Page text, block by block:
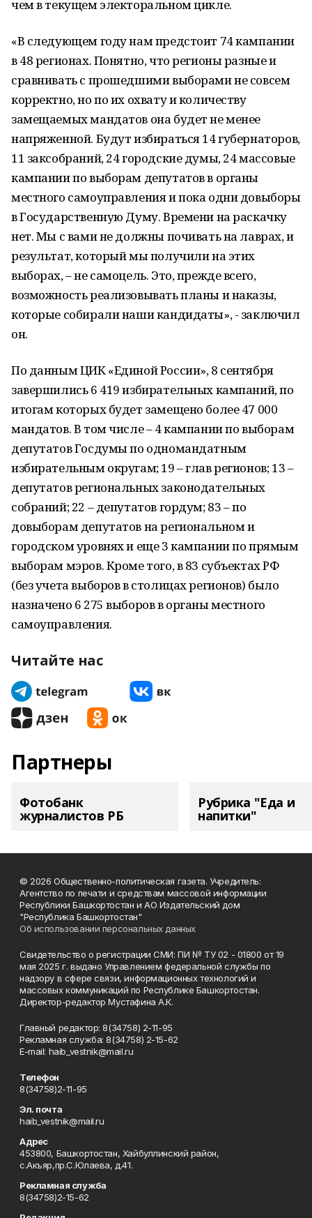
чем в текущем электоральном цикле.
«В следующем году нам предстоит 74 кампании
в 48 регионах. Понятно, что регионы разные и
сравнивать с прошедшими выборами не совсем
корректно, но по их охвату и количеству
замещаемых мандатов она будет не менее
напряженной. Будут избираться 14 губернаторов,
11 заксобраний, 24 городские думы, 24 массовые
кампании по выборам депутатов в органы
местного самоуправления и пока одни довыборы
в Государственную Думу. Времени на раскачку
нет. Мы с вами не должны почивать на лаврах, и
результат, который мы получили на этих
выборах, – не самоцель. Это, прежде всего,
возможность реализовывать планы и наказы,
которые собирали наши кандидаты», - заключил
он.
По данным ЦИК «Единой России», 8 сентября
завершились 6 419 избирательных кампаний, по
итогам которых будет замещено более 47 000
мандатов. В том числе – 4 кампании по выборам
депутатов Госдумы по одномандатным
избирательным округам; 19 – глав регионов; 13 –
депутатов региональных законодательных
собраний; 22 – депутатов гордум; 83 – по
довыборам депутатов на региональном и
городском уровнях и еще 3 кампании по прямым
выборам мэров. Кроме того, в 83 субъектах РФ
(без учета выборов в столицах регионов) было
назначено 6 275 выборов в органы местного
самоуправления.
Читайте нас
Партнеры
Фотобанк
журналистов РБ
Рубрика "Еда и
напитки"
© 2026 Общественно-политическая газета. Учредитель:
Агентство по печати и средствам массовой информации
Республики Башкортостан и АО Издательский дом
"Республика Башкортостан"
Об использовании персональных данных
Свидетельство о регистрации СМИ: ПИ № ТУ 02 - 01800 от 19
мая 2025 г. выдано Управлением федеральной службы по
надзору в сфере связи, информационных технологий и
массовых коммуникаций по Республике Башкортостан.
Директор-редактор Мустафина А.К.
Главный редактор: 8(34758) 2-11-95
Рекламная служба: 8(34758) 2-15-62
Е-mаil: haib_vestnik@mail.ru
Телефон
8(34758)2-11-95
Эл. почта
haib_vestnik@mail.ru
Адрес
453800, Башкортостан, Хайбуллинский район,
с.Акъяр,пр.С.Юлаева, д.41.
Рекламная служба
8(34758)2-15-62